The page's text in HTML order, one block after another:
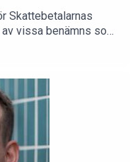
Skattebetalarnas
vissa benämns som
då det
att vara ett av
ens skattetryck? Vad
Dessa frågor, och
avsnitt.